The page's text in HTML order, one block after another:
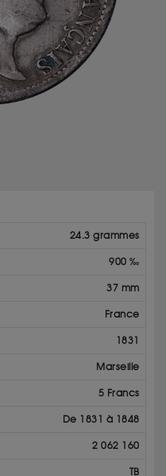
24.3 grammes
900 ‰
37 mm
France
1831
Marseille
5 Francs
De 1831 à 1848
2 062 160
TB